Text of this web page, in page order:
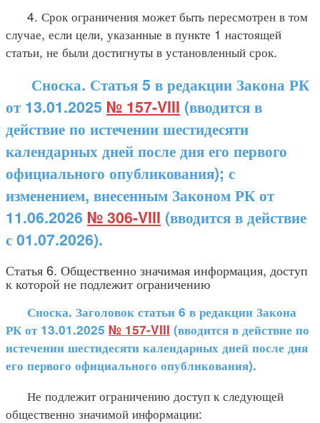
4. Срок ограничения может быть пересмотрен в том
случае, если цели, указанные в пункте 1 настоящей
статьи, не были достигнуты в установленный срок.
Сноска. Статья 5 в редакции Закона РК
от 13.01.2025 № 157-VIII (вводится в
действие по истечении шестидесяти
календарных дней после дня его первого
официального опубликования); с
изменением, внесенным Законом РК от
11.06.2026 № 306-VIII (вводится в действие
с 01.07.2026).
Статья 6. Общественно значимая информация, доступ
к которой не подлежит ограничению
Сноска. Заголовок статьи 6 в редакции Закона
РК от 13.01.2025 № 157-VIII (вводится в действие по
истечении шестидесяти календарных дней после дня
его первого официального опубликования).
Не подлежит ограничению доступ к следующей
общественно значимой информации: